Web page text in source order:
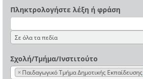
Πληκτρολογήστε λέξη ή φράση
Σε όλα τα πεδία
Σχολή/Τμήμα/Ινστιτούτο
× Παιδαγωγικό Τμήμα Δημοτικής Εκπαίδευσης